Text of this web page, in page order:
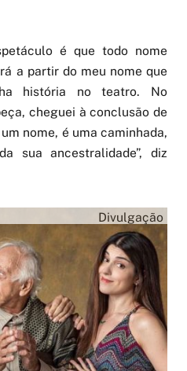
é que todo nome
a partir do meu nome que
história no teatro. No
cheguei à conclusão de
nome, é uma caminhada,
sua ancestralidade”, diz
Divulgação